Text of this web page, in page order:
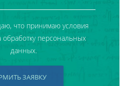
что принимаю условия
обработку персональных
данных.
ЗАЯВКУ